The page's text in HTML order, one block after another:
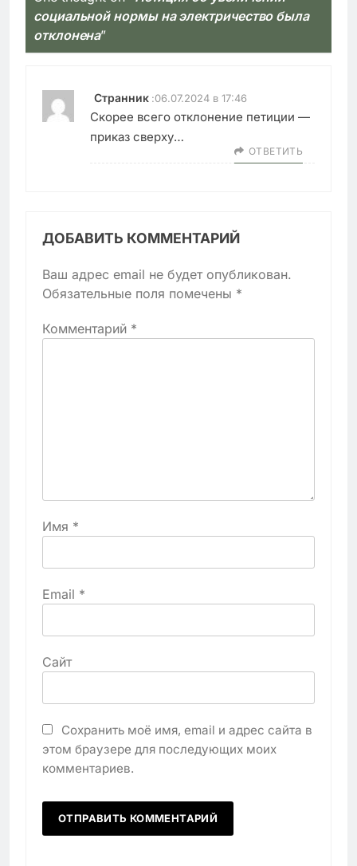
социальной нормы на электричество была
отклонена”
Странник :06.07.2024 в 17:46
Скорее всего отклонение петиции —
приказ сверху…
ОТВЕТИТЬ
ДОБАВИТЬ КОММЕНТАРИЙ
Ваш адрес email не будет опубликован.
Обязательные поля помечены *
Комментарий *
Имя *
Email *
Сайт
Сохранить моё имя, email и адрес сайта в
этом браузере для последующих моих
комментариев.